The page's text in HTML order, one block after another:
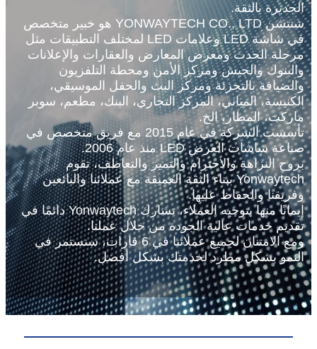
الجديرة بالثقة.
شنتشن YONWAYTECH CO., LTD هو خبير متخصص
في شاشة LED وعلامات LED لمختلف التطبيقات مثل
مرحلة الحدث ومعرض المعارض والعقارات والإعلانات
والبنوك والجيش ومركز الأمن ومحطة التلفزيون
والضيافة بالتجزئة ومركز البث والحفل الموسيقي،
الكنيسة، المباني، المركز التجاري، البنك، مطعم، سوبر
ماركت، المطار، الخ.
تأسست الشركة في عام 2015 مع فريق متخصص في
صناعة شاشات العرض LED منذ عام 2006.
بروح النزاهة والاحترام والتميز والتعاطف، تقوم
Yonwaytech ببناء الثقة العميقة مع عملائنا والبائعين
وفريقنا والحفاظ عليها.
إيمانًا منها بتوجيه العملاء، تشارك Yonwaytech دائمًا في
تقديم خدمات عالية الجودة من خلال عملنا.
ومع الامتنان لجميع عملائنا في 6 قارات، سنستمر في
النمو بشكل مطرد لخدمتك بشكل أفضل.